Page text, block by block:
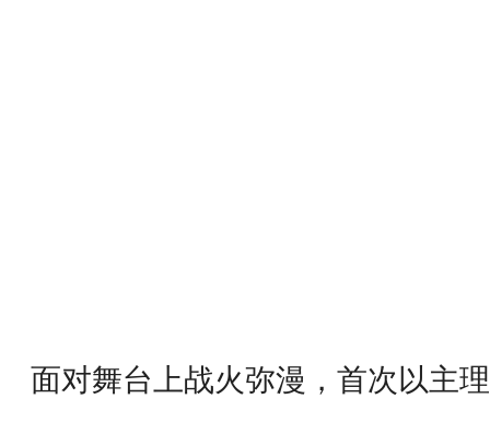
面对舞台上战火弥漫，首次以主